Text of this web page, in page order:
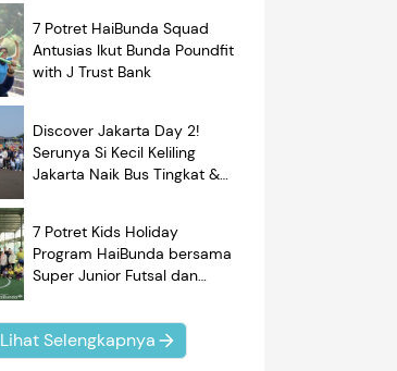
7 Potret HaiBunda Squad
Antusias Ikut Bunda Poundfit
with J Trust Bank
Discover Jakarta Day 2!
Serunya Si Kecil Keliling
Jakarta Naik Bus Tingkat &
7 Potret Kids Holiday
Program HaiBunda bersama
Super Junior Futsal dan
Kompak Banget!
Lihat Selengkapnya